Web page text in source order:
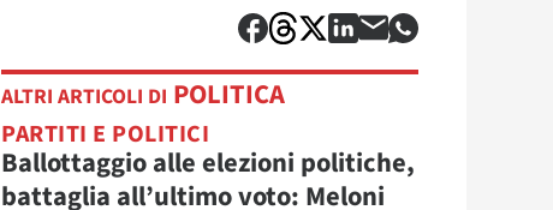
ALTRI ARTICOLI DI POLITICA
PARTITI E POLITICI
Ballottaggio alle elezioni politiche,
battaglia all’ultimo voto: Meloni